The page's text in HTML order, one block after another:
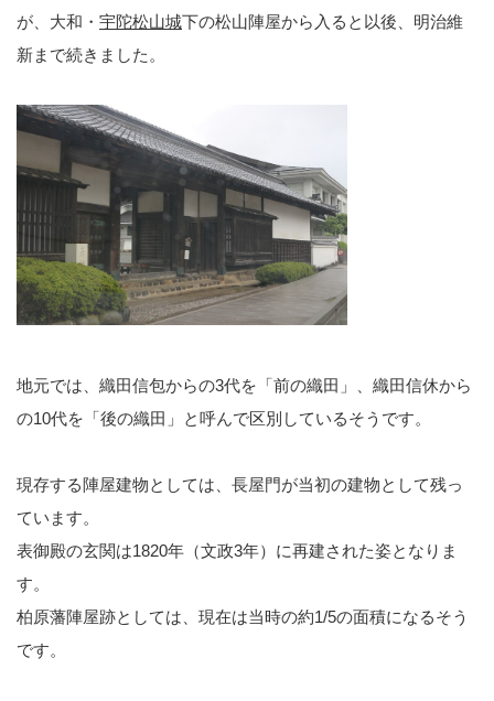
が、大和・ 宇陀松山城下の松山陣屋から入ると以後、明治維
新まで続きました。
地元では、織田信包からの3代を「前の織田」、織田信休から
の10代を「後の織田」と呼んで区別しているそうです。
現存する陣屋建物としては、長屋門が当初の建物として残っ
ています。
表御殿の玄関は1820年（文政3年）に再建された姿となりま
す。
柏原藩陣屋跡としては、現在は当時の約1/5の面積になるそう
です。